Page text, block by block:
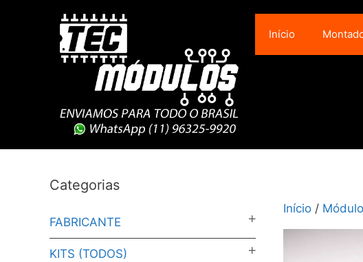
Início
Início /
Categorias
FABRICANTE
KITS (TODOS)